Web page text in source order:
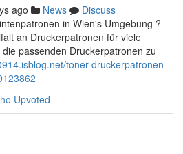
ago News
Discuss
in Wien's Umgebung ?
an Druckerpatronen für viele
passenden Druckerpatronen zu
toner-druckerpatronen-
Upvoted